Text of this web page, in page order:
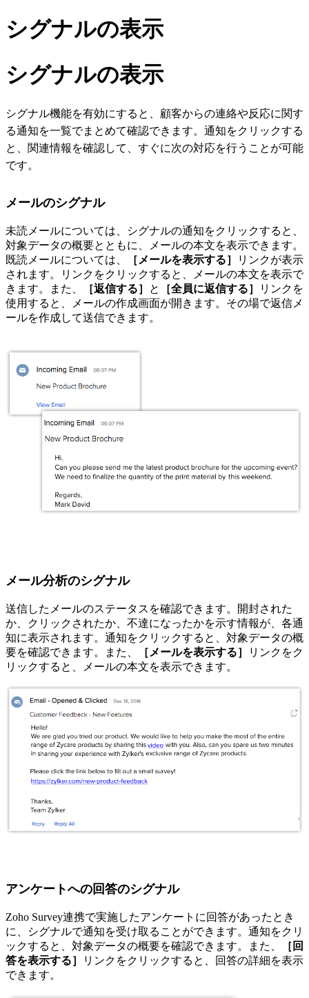
シグナルの表示
シグナルの表示
シグナル機能を有効にすると、顧客からの連絡や反応に関す
る通知を一覧でまとめて確認できます。通知をクリックする
と、関連情報を確認して、すぐに次の対応を行うことが可能
です。
メールのシグナル
未読メールについては、シグナルの通知をクリックすると、
対象データの概要とともに、メールの本文を表示できます。
既読メールについては、
［メールを表示する］
リンクが表示
されます。リンクをクリックすると、メールの本文を表示で
きます。また、
［返信する］ と ［全員に返信する］
リンクを
使用すると、メールの作成画面が開きます。その場で返信メ
ールを作成して送信できます。
メール分析のシグナル
送信したメールのステータスを確認できます。開封された
か、クリックされたか、不達になったかを示す情報が、各通
知に表示されます。通知をクリックすると、対象データの概
要を確認できます。また、
［メールを表示する］
リンクをク
リックすると、メールの本文を表示できます。
アンケートへの回答のシグナル
Zoho Survey連携で実施したアンケートに回答があったとき
に、シグナルで通知を受け取ることができます。通知をクリ
ックすると、対象データの概要を確認できます。また、
［回
答を表示する］
リンクをクリックすると、回答の詳細を表示
できます。